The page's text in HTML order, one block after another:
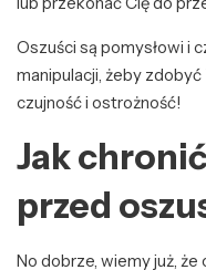
Oszuści są pomysłowi i
manipulacji, żeby
czujność i ostrożność!
Jak
przed
No dobrze, wiemy już,